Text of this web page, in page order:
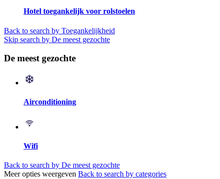
Hotel toegankelijk voor rolstoelen
Back to search by Toegankelijkheid
Skip search by De meest gezochte
De meest gezochte
Airconditioning
Wifi
Back to search by De meest gezochte
Meer opties weergeven Back to search by categories